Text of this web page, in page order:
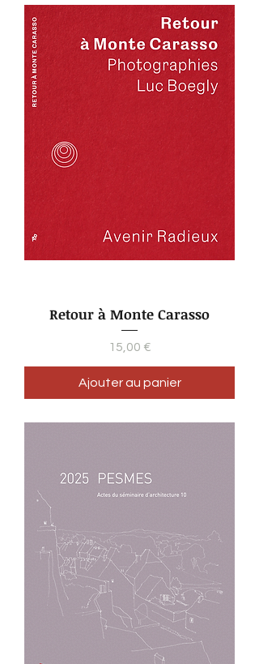
Retour à Monte Carasso
Prix
15,00 €
Ajouter au panier